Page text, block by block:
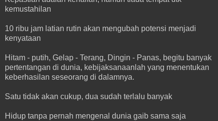
kemustahilan
10 ribu jam latian rutin akan mengubah potensi menjadi
kenyataan
Hitam - putih, Gelap - Terang, Dingin - Panas, begitu banyak
pertentangan di dunia, kebijaksanaanlah yang menentukan
keberhasilan seseorang di dalamnya.
Satu tidak akan cukup, dua sudah terlalu banyak
Hidup tanpa pernah mengenal dunia gaib sama saja